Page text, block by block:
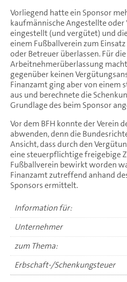
Vorliegend hatte ein Sponsor
kaufmännische Angestellte oder
eingestellt (und vergütet) und
einem Fußballverein zum
oder Betreuer überlassen. Für die
Arbeitnehmerüberlassung
gegenüber keinen
Finanzamt ging aber von einem
aus und berechnete die
Grundlage des beim Sponsor
Vor dem BFH konnte der Verein
abwenden, denn die
Ansicht, dass durch den
eine steuerpflichtige freigebige
Fußballverein bewirkt worden
Finanzamt zutreffend anhand
Sponsors ermittelt.
Information für:
Unternehmer
zum Thema:
Erbschaft-/Schenkungsteuer